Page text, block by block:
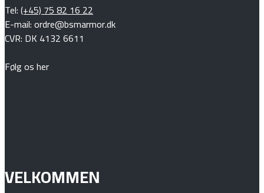
Tel:(+45) 75 82 16 22
E-mail: ordre@bsmarmor.dk
CVR: DK 4132 6611
Følg os her
VELKOMMEN